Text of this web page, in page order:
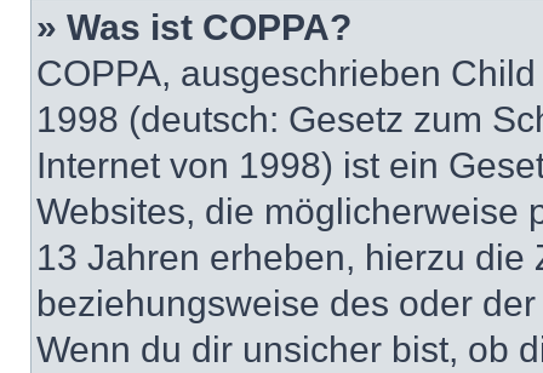
» Was ist COPPA?
COPPA, ausgeschrieben
1998 (deutsch: Gesetz zum
Internet von 1998) ist ein
Websites, die möglicherweise
13 Jahren erheben, hierzu die
beziehungsweise des oder
Wenn du dir unsicher bist, ob